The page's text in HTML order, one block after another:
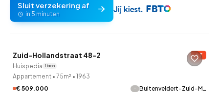
Sluit verzekering af
in 5 minuten
Zuid-Hollandstraat 48-2 F
Huispedia 1 bron
Appartement • 75m² • 1963
€ 509.000
- Buitenveldert-Zuid-M…